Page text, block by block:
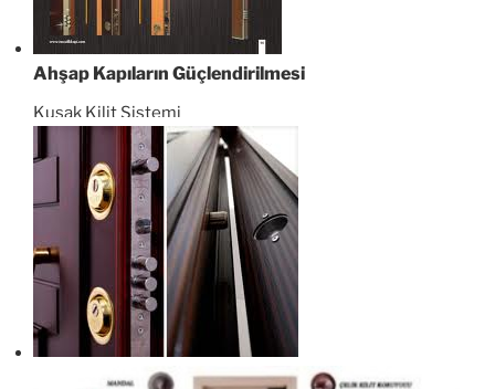
Ahşap Kapıların Güçlendirilmesi
Kuşak Kilit Sistemi